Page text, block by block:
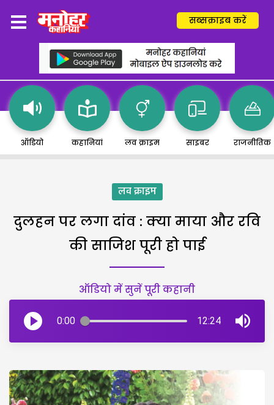
सब्सक्राइब करें
ऑडियो कहानियां लव क्राइम साइबर राजनीतिक
लव क्राइम
दुलहन पर लगा दांव : क्या माया और रवि
की साजिश पूरी हो पाई
ऑडियो में सुनें पूरी कहानी
0:00 12:24